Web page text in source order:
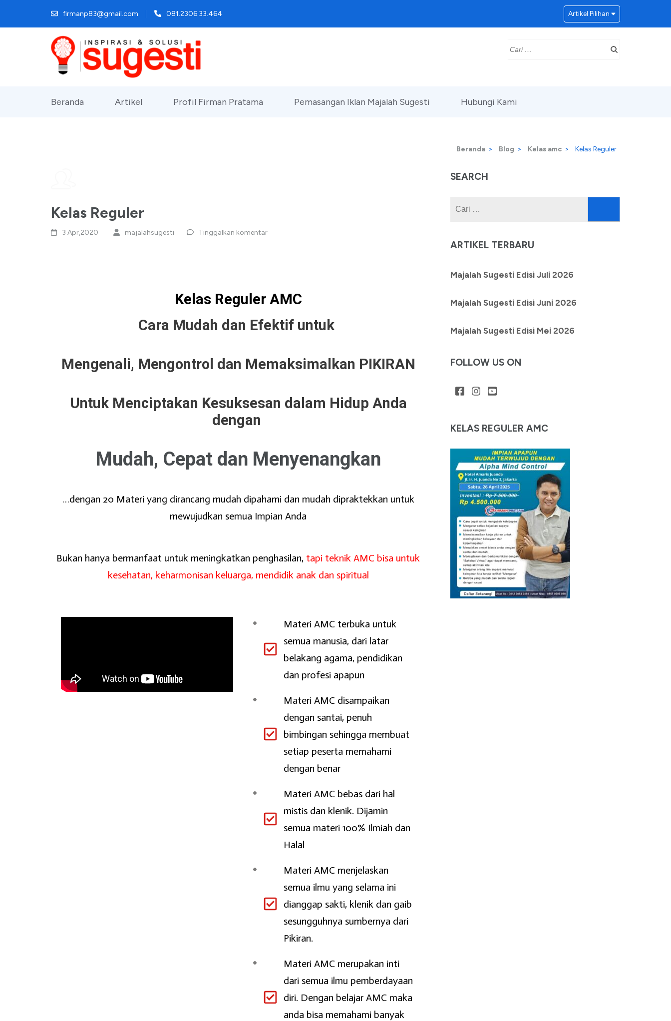
firmanp83@gmail.com 081.2306.33.464 Artikel Pilihan
Beranda Artikel Profil Firman Pratama Pemasangan Iklan Majalah Sugesti Hubungi Kami
Beranda > Blog > Kelas amc > Kelas Reguler
Kelas Reguler
3 Apr,2020 majalahsugesti Tinggalkan komentar
Kelas Reguler AMC
Cara Mudah dan Efektif untuk
Mengenali, Mengontrol dan Memaksimalkan PIKIRAN
Untuk Menciptakan Kesuksesan dalam Hidup Anda
dengan
Mudah, Cepat dan Menyenangkan
…dengan 20 Materi yang dirancang mudah dipahami dan mudah dipraktekkan untuk
mewujudkan semua Impian Anda
Bukan hanya bermanfaat untuk meningkatkan penghasilan, tapi teknik AMC bisa untuk
kesehatan, keharmonisan keluarga, mendidik anak dan spiritual
Materi AMC terbuka untuk
semua manusia, dari latar
belakang agama, pendidikan
dan profesi apapun
Materi AMC disampaikan
dengan santai, penuh
bimbingan sehingga membuat
setiap peserta memahami
dengan benar
Materi AMC bebas dari hal
mistis dan klenik. Dijamin
semua materi 100% Ilmiah dan
Halal
Materi AMC menjelaskan
semua ilmu yang selama ini
dianggap sakti, klenik dan gaib
sesungguhnya sumbernya dari
Pikiran.
Materi AMC merupakan inti
dari semua ilmu pemberdayaan
diri. Dengan belajar AMC maka
anda bisa memahami banyak
SEARCH
ARTIKEL TERBARU
Majalah Sugesti Edisi Juli 2026
Majalah Sugesti Edisi Juni 2026
Majalah Sugesti Edisi Mei 2026
FOLLOW US ON
KELAS REGULER AMC